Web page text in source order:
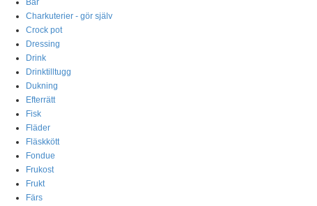
Bär
Charkuterier - gör själv
Crock pot
Dressing
Drink
Drinktilltugg
Dukning
Efterrätt
Fisk
Fläder
Fläskkött
Fondue
Frukost
Frukt
Färs